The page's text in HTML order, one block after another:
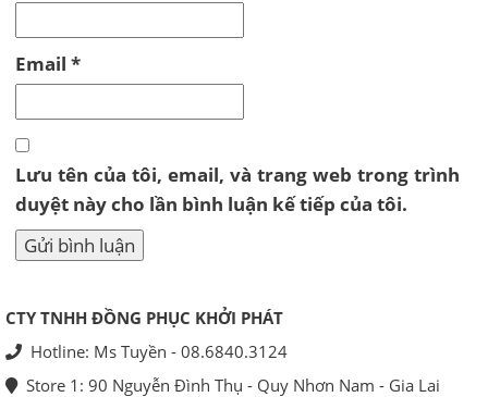
Email*
Lưu tên của tôi, email, và trang web trong trình
duyệt này cho lần bình luận kế tiếp của tôi.
CTY TNHH ĐỒNG PHỤC KHỞI PHÁT
Hotline: Ms Tuyền - 08.6840.3124
Store 1: 90 Nguyễn Đình Thụ - Quy Nhơn Nam - Gia Lai